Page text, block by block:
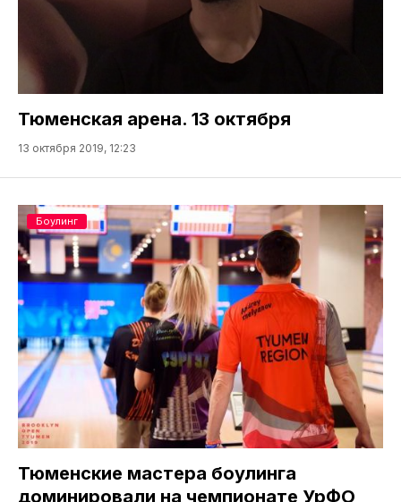
Тюменская арена. 13 октября
13 октября 2019, 12:23
Тюменские мастера боулинга
доминировали на чемпионате УрФО
Боулинг